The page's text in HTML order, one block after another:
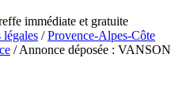
immédiate et gratuite
légales /Provence-Alpes-Côte
/ Annonce déposée : VANSON